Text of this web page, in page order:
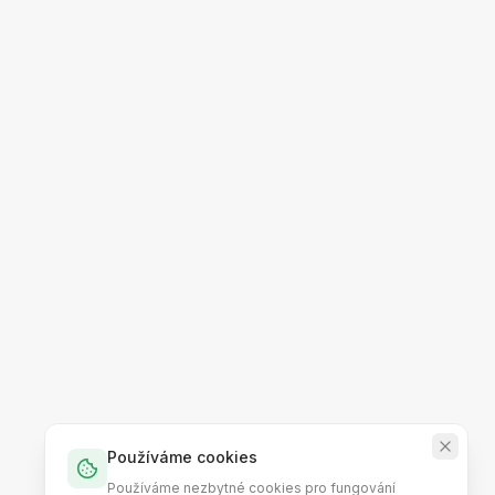
Používáme cookies
Používáme nezbytné cookies pro fungování